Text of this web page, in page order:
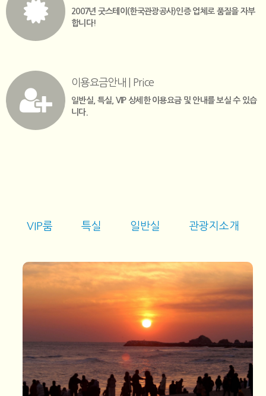
2007년 굿스테이(한국관광공사)인증 업체로 품질을 자부
합니다!
이용요금안내 | Price
일반실, 특실, VIP 상세한 이용요금 및 안내를 보실 수 있습
니다.
VIP룸 특실 일반실 관광지소개
경포 해돋이 축제
해돋이축제 아름다운 해돋이, 일출의 고장 강릉시에서는 경포 및 정
동진을 찾는 해돋이 관광...